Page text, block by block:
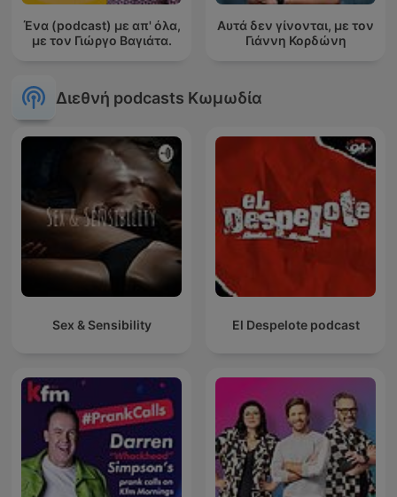
Ένα (podcast) με απ' όλα,
με τον Γιώργο Βαγιάτα.
Αυτά δεν γίνονται, με τον
Γιάννη Κορδώνη
Διεθνή podcasts Κωμωδία
Sex & Sensibility El Despelote podcast